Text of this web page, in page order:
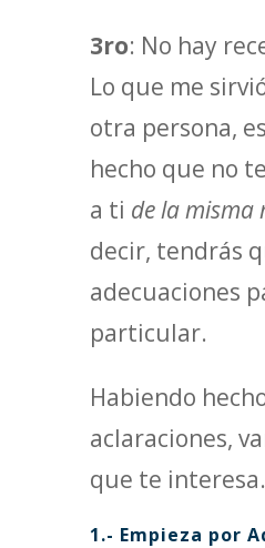
3ro: No hay
Lo que me
otra persona,
hecho que no
a ti de la misma
decir, tendrás
adecuaciones
particular.
Habiendo
aclaraciones,
que te interesa.
1.- Empieza por